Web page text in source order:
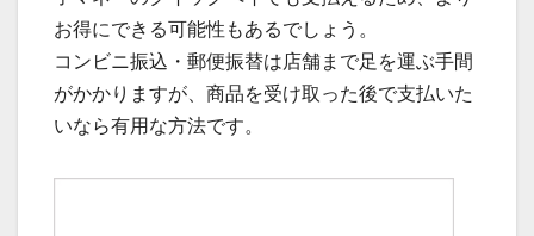
お得にできる可能性もあるでしょう。
コンビニ振込・郵便振替は店舗まで足を運ぶ手間
がかかりますが、商品を受け取った後で支払いた
いなら有用な方法です。